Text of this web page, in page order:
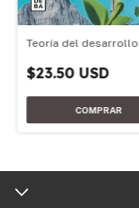
Teoría del desarrollo
$23.50 USD